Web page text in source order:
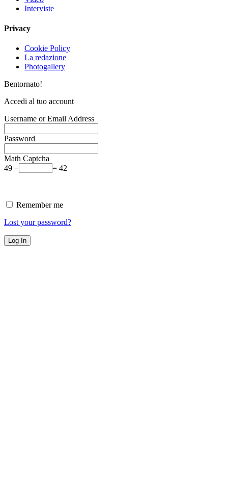
Interviste
Privacy
Cookie Policy
La redazione
Photogallery
Bentornato!
Accedi al tuo account
Username or Email Address
Password
Math Captcha
49 −
= 42
Remember me
Lost your password?